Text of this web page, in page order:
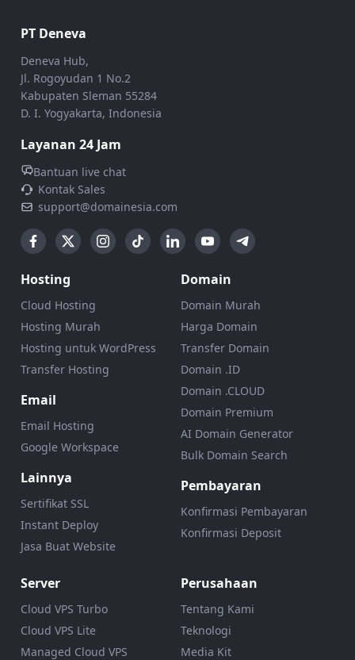
PT Deneva
Deneva Hub,
Jl. Rogoyudan 1 No.2
Kabupaten Sleman 55284
D. I. Yogyakarta, Indonesia
Layanan 24 Jam
Bantuan live chat
Kontak Sales
support@domainesia.com
Hosting
Cloud Hosting
Hosting Murah
Hosting untuk WordPress
Transfer Hosting
Email
Email Hosting
Google Workspace
Lainnya
Sertifikat SSL
Instant Deploy
Jasa Buat Website
Domain
Domain Murah
Harga Domain
Transfer Domain
Domain .ID
Domain .CLOUD
Domain Premium
AI Domain Generator
Bulk Domain Search
Pembayaran
Konfirmasi Pembayaran
Konfirmasi Deposit
Server
Cloud VPS Turbo
Cloud VPS Lite
Managed Cloud VPS
Perusahaan
Tentang Kami
Teknologi
Media Kit